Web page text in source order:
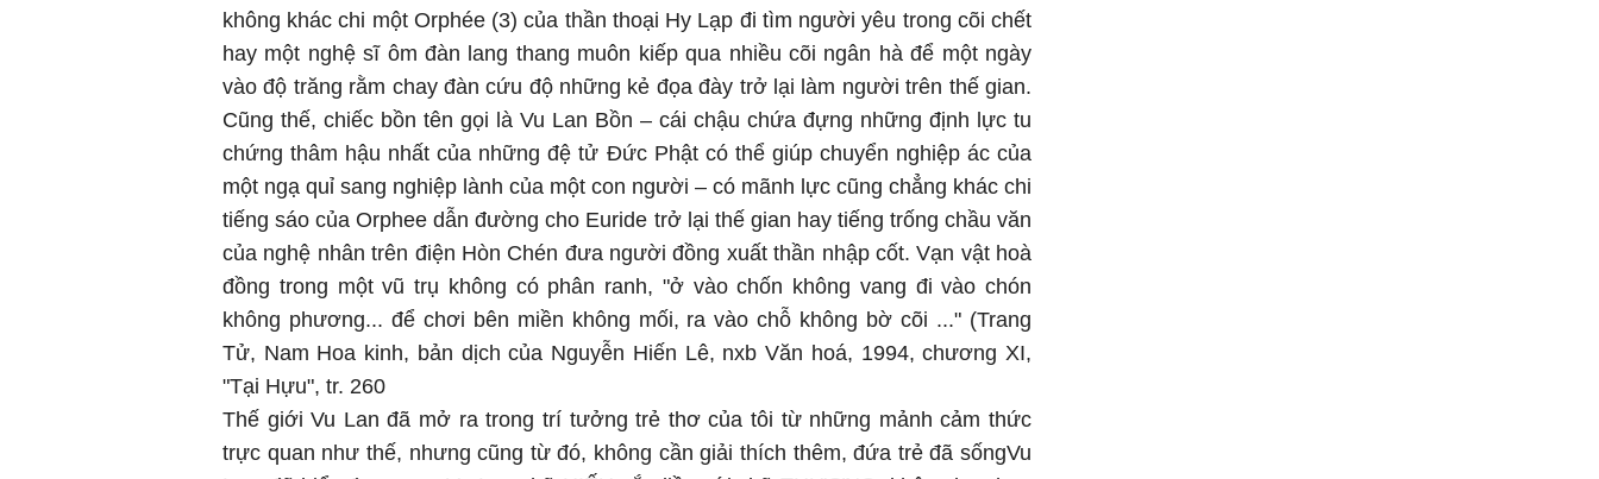
không khác chi một Orphée (3) của thần thoại Hy Lạp đi tìm người yêu trong cõi chết
hay một nghệ sĩ ôm đàn lang thang muôn kiếp qua nhiều cõi ngân hà để một ngày
vào độ trăng rằm chay đàn cứu độ những kẻ đọa đày trở lại làm người trên thế gian.
Cũng thế, chiếc bồn tên gọi là Vu Lan Bồn – cái chậu chứa đựng những định lực tu
chứng thâm hậu nhất của những đệ tử Đức Phật có thể giúp chuyển nghiệp ác của
một ngạ quỉ sang nghiệp lành của một con người – có mãnh lực cũng chẳng khác chi
tiếng sáo của Orphee dẫn đường cho Euride trở lại thế gian hay tiếng trống chầu văn
của nghệ nhân trên điện Hòn Chén đưa người đồng xuất thần nhập cốt. Vạn vật hoà
đồng trong một vũ trụ không có phân ranh, "ở vào chốn không vang đi vào chón
không phương... để chơi bên miền không mối, ra vào chỗ không bờ cõi ..." (Trang
Tử, Nam Hoa kinh, bản dịch của Nguyễn Hiến Lê, nxb Văn hoá, 1994, chương XI,
"Tại Hựu", tr. 260
Thế giới Vu Lan đã mở ra trong trí tưởng trẻ thơ của tôi từ những mảnh cảm thức
trực quan như thế, nhưng cũng từ đó, không cần giải thích thêm, đứa trẻ đã sốngVu